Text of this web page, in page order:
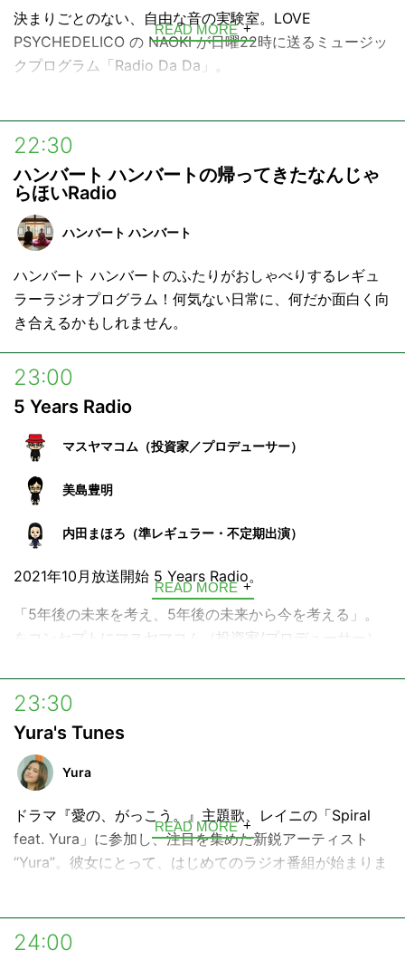
決まりごとのない、自由な音の実験室。LOVE
PSYCHEDELICO の NAOKI が日曜22時に送るミュージッ
クプログラム「Radio Da Da」。
代やジャンルを横断しながら、心動かす『音楽』を独自の
視点で読み解きます。
日曜の夜、ちょっとした音楽の冒険を。
READ MORE
22:30
ハンバート ハンバートの帰ってきたなんじゃ
らほいRadio
ハンバート ハンバート
ハンバート ハンバートのふたりがおしゃべりするレギュ
ラーラジオプログラム！何気ない日常に、何だか面白く向
き合えるかもしれません。
23:00
5 Years Radio
マスヤマコム（投資家／プロデューサー）
美島豊明
内田まほろ（準レギュラー・不定期出演）
2021年10月放送開始 5 Years Radio。
「5年後の未来を考え、5年後の未来から今を考える」。
をコンセプトにマスヤマコム（投資家/プロデューサー）
READ MORE
23:30
Yura's Tunes
Yura
ドラマ『愛の、がっこう。』主題歌、レイニの「Spiral
feat. Yura」に参加し、注目を集めた新鋭アーティスト
“Yura”。彼女にとって、はじめてのラジオ番組が始まりま
インドネシア・バリと日本、ふたつのルーツを持つ彼女の
目線で、リアルなバリのカルチャーや、日々触れている音
READ MORE
24:00